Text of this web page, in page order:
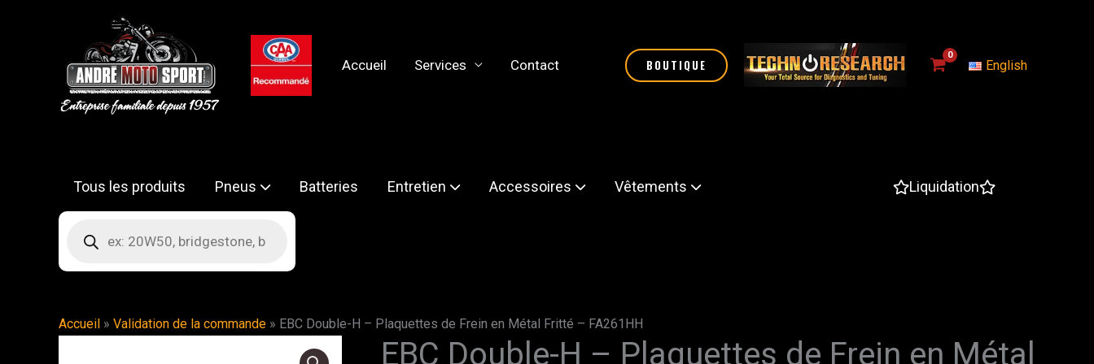
Accueil Services Contact BOUTIQUE English
Tous les produits Pneus Batteries Entretien Accessoires Vêtements Liquidation
Recherche
produits
Accueil » Validation de la commande » EBC Double-H – Plaquettes de Frein en Métal Fritté – FA261HH
EBC Double-H – Plaquettes de Frein en Métal
quantité